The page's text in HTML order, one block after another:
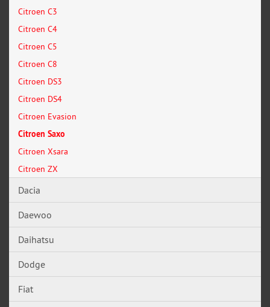
Citroen C3
Citroen C4
Citroen C5
Citroen C8
Citroen DS3
Citroen DS4
Citroen Evasion
Citroen Saxo
Citroen Xsara
Citroen ZX
Dacia
Daewoo
Daihatsu
Dodge
Fiat